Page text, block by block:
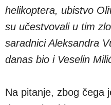
helikoptera, ubistvo
su učestvovali u tim
saradnici Aleksandra
danas bio i Veselin
Na pitanje, zbog čega